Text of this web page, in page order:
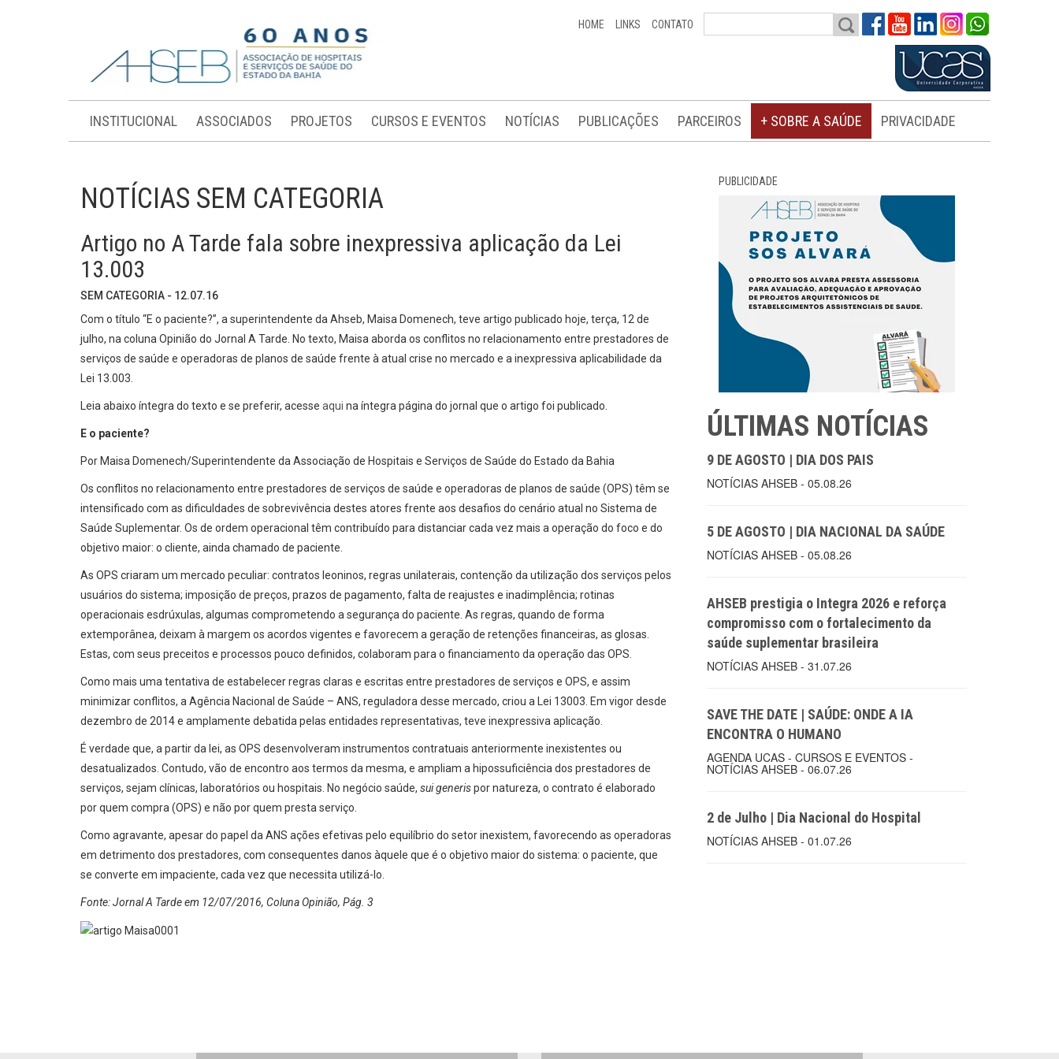
HOME LINKS CONTATO
INSTITUCIONAL ASSOCIADOS PROJETOS CURSOS E EVENTOS NOTÍCIAS PUBLICAÇÕES PARCEIROS + SOBRE A SAÚDE PRIVACIDADE
NOTÍCIAS SEM CATEGORIA
Artigo no A Tarde fala sobre inexpressiva aplicação da Lei
13.003
SEM CATEGORIA - 12.07.16
Com o título “E o paciente?”, a superintendente da Ahseb, Maisa Domenech, teve artigo publicado hoje, terça, 12 de
julho, na coluna Opinião do Jornal A Tarde. No texto, Maisa aborda os conflitos no relacionamento entre prestadores de
serviços de saúde e operadoras de planos de saúde frente à atual crise no mercado e a inexpressiva aplicabilidade da
Lei 13.003.
Leia abaixo íntegra do texto e se preferir, acesse aqui na íntegra página do jornal que o artigo foi publicado.
E o paciente?
Por Maisa Domenech/Superintendente da Associação de Hospitais e Serviços de Saúde do Estado da Bahia
Os conflitos no relacionamento entre prestadores de serviços de saúde e operadoras de planos de saúde (OPS) têm se
intensificado com as dificuldades de sobrevivência destes atores frente aos desafios do cenário atual no Sistema de
Saúde Suplementar. Os de ordem operacional têm contribuído para distanciar cada vez mais a operação do foco e do
objetivo maior: o cliente, ainda chamado de paciente.
As OPS criaram um mercado peculiar: contratos leoninos, regras unilaterais, contenção da utilização dos serviços pelos
usuários do sistema; imposição de preços, prazos de pagamento, falta de reajustes e inadimplência; rotinas
operacionais esdrúxulas, algumas comprometendo a segurança do paciente. As regras, quando de forma
extemporânea, deixam à margem os acordos vigentes e favorecem a geração de retenções financeiras, as glosas.
Estas, com seus preceitos e processos pouco definidos, colaboram para o financiamento da operação das OPS.
Como mais uma tentativa de estabelecer regras claras e escritas entre prestadores de serviços e OPS, e assim
minimizar conflitos, a Agência Nacional de Saúde – ANS, reguladora desse mercado, criou a Lei 13003. Em vigor desde
dezembro de 2014 e amplamente debatida pelas entidades representativas, teve inexpressiva aplicação.
É verdade que, a partir da lei, as OPS desenvolveram instrumentos contratuais anteriormente inexistentes ou
desatualizados. Contudo, vão de encontro aos termos da mesma, e ampliam a hipossuficiência dos prestadores de
serviços, sejam clínicas, laboratórios ou hospitais. No negócio saúde, sui generispor natureza, o contrato é elaborado
por quem compra (OPS) e não por quem presta serviço.
Como agravante, apesar do papel da ANS ações efetivas pelo equilíbrio do setor inexistem, favorecendo as operadoras
em detrimento dos prestadores, com consequentes danos àquele que é o objetivo maior do sistema: o paciente, que
se converte em impaciente, cada vez que necessita utilizá-lo.
Fonte: Jornal A Tarde em 12/07/2016, Coluna Opinião, Pág. 3
PUBLICIDADE
ÚLTIMAS NOTÍCIAS
9 DE AGOSTO | DIA DOS PAIS
NOTÍCIAS AHSEB - 05.08.26
5 DE AGOSTO | DIA NACIONAL DA SAÚDE
NOTÍCIAS AHSEB - 05.08.26
AHSEB prestigia o Integra 2026 e reforça
compromisso com o fortalecimento da
saúde suplementar brasileira
NOTÍCIAS AHSEB - 31.07.26
SAVE THE DATE | SAÚDE: ONDE A IA
ENCONTRA O HUMANO
AGENDA UCAS - CURSOS E EVENTOS -
NOTÍCIAS AHSEB - 06.07.26
2 de Julho | Dia Nacional do Hospital
NOTÍCIAS AHSEB - 01.07.26